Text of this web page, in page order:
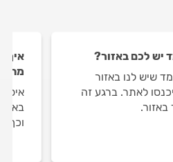
יש לכם באזור?
שיש לנו באזור
לאתר. ברגע זה
איך
וכך